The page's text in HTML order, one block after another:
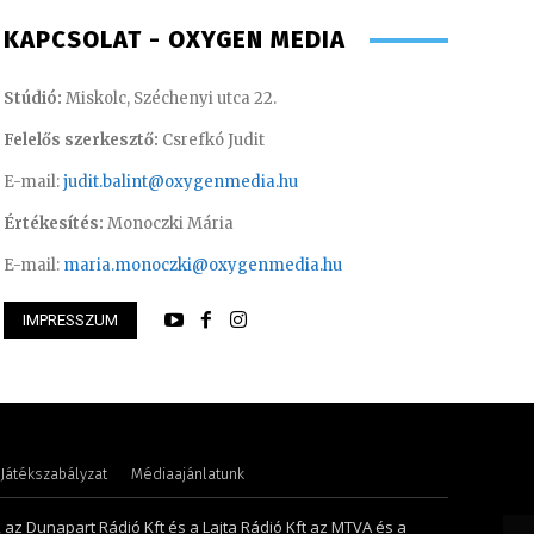
– műsorvezető
KAPCSOLAT - OXYGEN MEDIA
Stúdió: Miskolc, Széchenyi utca 22.
Felelős szerkesztő: Csrefkó Judit
E-mail:judit.balint@oxygenmedia.hu
Értékesítés: Monoczki Mária
E-mail: maria.monoczki@oxygenmedia.hu
IMPRESSZUM
Játékszabályzat Médiaajánlatunk
Dunapart Rádió Kft és a Lajta Rádió Kft az MTVA és a